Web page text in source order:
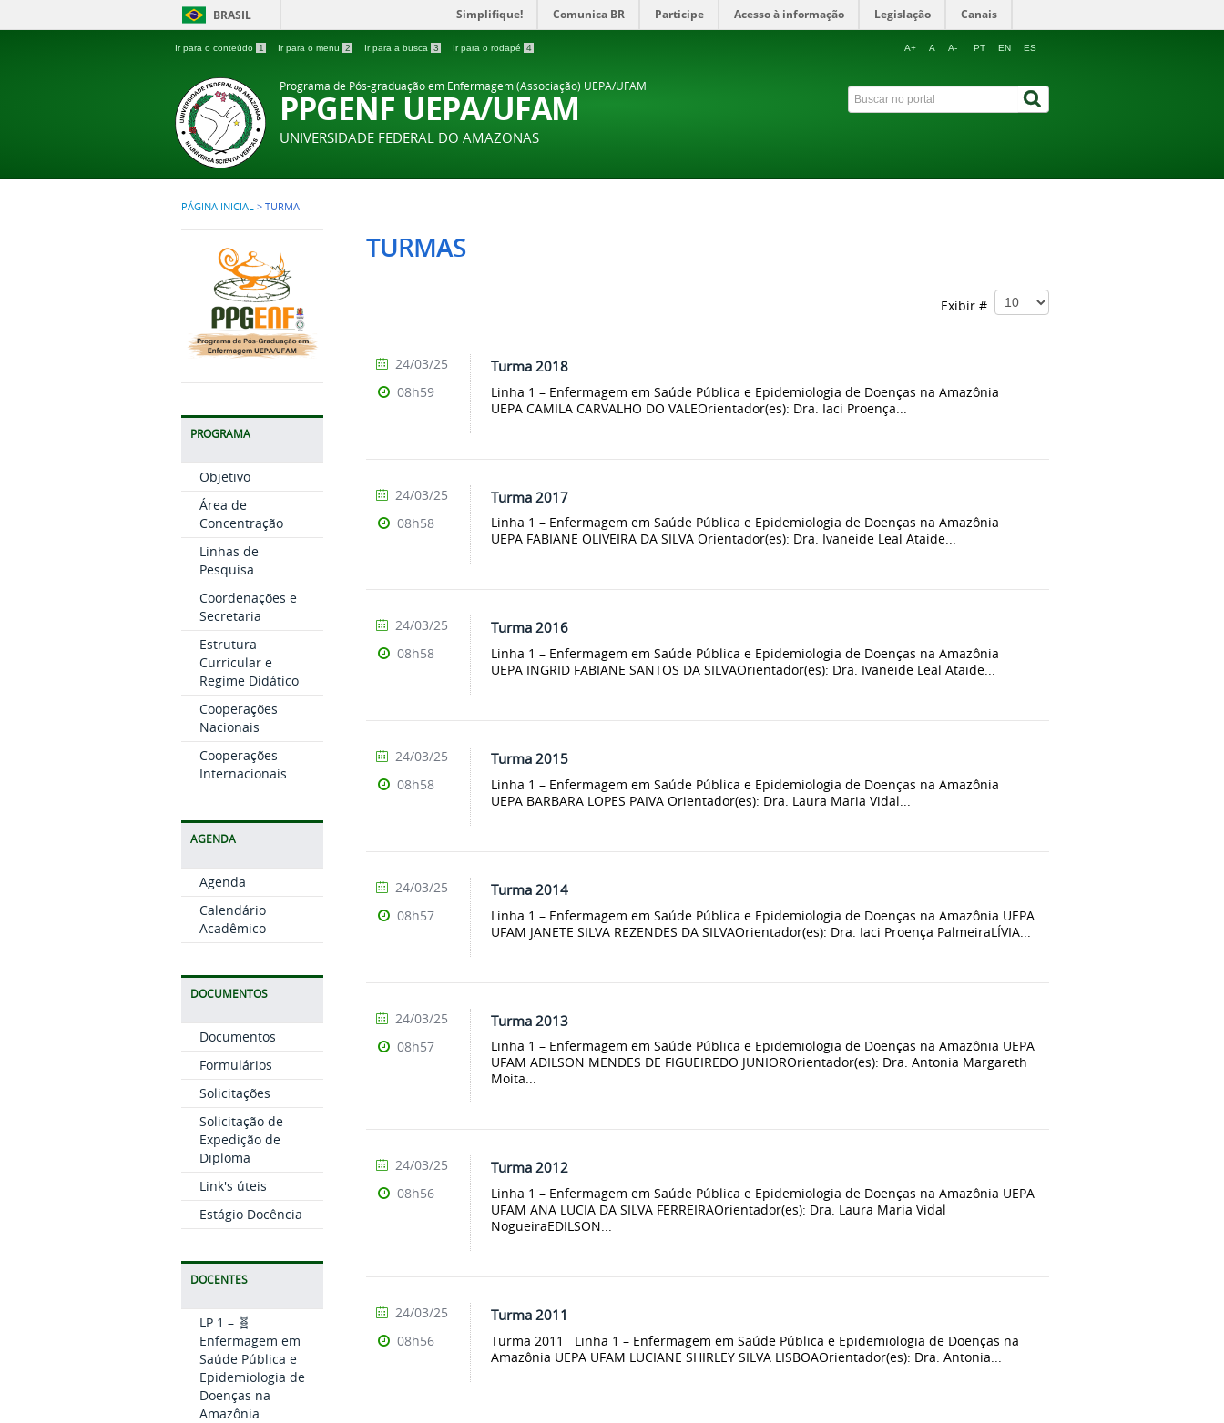
BRASIL Simplifique! Comunica BR Participe Acesso à informação Legislação Canais
Ir para o conteúdo 1 Ir para o menu 2 Ir para a busca 3 Ir para o rodapé 4 A+ A A- PT EN ES
Programa de Pós-graduação em Enfermagem (Associação) UEPA/UFAM
PPGENF UEPA/UFAM
UNIVERSIDADE FEDERAL DO AMAZONAS
PÁGINA INICIAL > TURMA
PROGRAMA
Objetivo
Área de
Concentração
Linhas de
Pesquisa
Coordenações e
Secretaria
Estrutura
Curricular e
Regime Didático
Cooperações
Nacionais
Cooperações
Internacionais
AGENDA
Agenda
Calendário
Acadêmico
DOCUMENTOS
Documentos
Formulários
Solicitações
Solicitação de
Expedição de
Diploma
Link's úteis
Estágio Docência
DOCENTES
LP 1 – 🧬
Enfermagem em
Saúde Pública e
Epidemiologia de
Doenças na
Amazônia
TURMAS
Exibir #
Turma 2018
Linha 1 – Enfermagem em Saúde Pública e Epidemiologia de Doenças na Amazônia
UEPA CAMILA CARVALHO DO VALEOrientador(es): Dra. Iaci Proença...
24/03/25
08h59
Turma 2017
Linha 1 – Enfermagem em Saúde Pública e Epidemiologia de Doenças na Amazônia
UEPA FABIANE OLIVEIRA DA SILVA Orientador(es): Dra. Ivaneide Leal Ataide...
24/03/25
08h58
Turma 2016
Linha 1 – Enfermagem em Saúde Pública e Epidemiologia de Doenças na Amazônia
UEPA INGRID FABIANE SANTOS DA SILVAOrientador(es): Dra. Ivaneide Leal Ataide...
24/03/25
08h58
Turma 2015
Linha 1 – Enfermagem em Saúde Pública e Epidemiologia de Doenças na Amazônia
UEPA BARBARA LOPES PAIVA Orientador(es): Dra. Laura Maria Vidal...
24/03/25
08h58
Turma 2014
Linha 1 – Enfermagem em Saúde Pública e Epidemiologia de Doenças na Amazônia UEPA
UFAM JANETE SILVA REZENDES DA SILVAOrientador(es): Dra. Iaci Proença PalmeiraLÍVIA...
24/03/25
08h57
Turma 2013
Linha 1 – Enfermagem em Saúde Pública e Epidemiologia de Doenças na Amazônia UEPA
UFAM ADILSON MENDES DE FIGUEIREDO JUNIOROrientador(es): Dra. Antonia Margareth
Moita...
24/03/25
08h57
Turma 2012
Linha 1 – Enfermagem em Saúde Pública e Epidemiologia de Doenças na Amazônia UEPA
UFAM ANA LUCIA DA SILVA FERREIRAOrientador(es): Dra. Laura Maria Vidal
NogueiraEDILSON...
24/03/25
08h56
Turma 2011
Turma 2011 Linha 1 – Enfermagem em Saúde Pública e Epidemiologia de Doenças na
Amazônia UEPA UFAM LUCIANE SHIRLEY SILVA LISBOAOrientador(es): Dra. Antonia...
24/03/25
08h56